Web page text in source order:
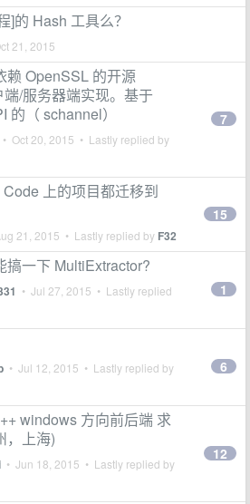
]的 Hash 工具么？
21, 2015
赖 OpenSSL 的开源
/服务器端实现。基于
的（ schannel）
• Oct 20, 2015 • Lastly replied by
7
上的项目都迁移到
21, 2015 • Lastly replied by F32
15
搞一下 MultiExtractor?
• Jul 27, 2015 • Lastly replied
1
• Jul 12, 2015 • Lastly replied by 6
windows 方向前后端 求
，上海)
• Jun 18, 2015 • Lastly replied by
12